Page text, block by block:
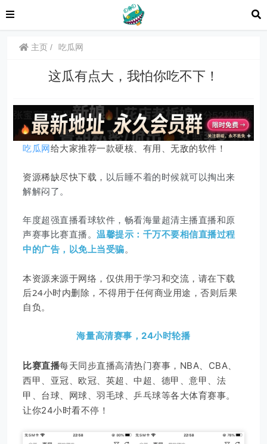
主页 吃瓜网
这瓜有点大，我怕你吃不下！
吃瓜网给大家推荐一款硬核、有用、无敌的软件！
资源稀缺尽快下载， 以后睡不着的时候就可以掏出来
解解闷了。
年度超强直播看球软件，畅看海量超清主播直播和原
声赛事比赛直播。温馨提示：千万不要相信直播过程
中的广告，以免上当受骗。
本资源来源于网络，仅供用于学习和交流，请在下载
后24小时内删除，不得用于任何商业用途，否则后果
自负。
海量高清赛事，24小时轮播
比赛直播每天同步直播高清热门赛事，NBA、CBA、
西甲、亚冠、欧冠、英超、中超、德甲、意甲、法
甲、台球、网球、羽毛球、乒乓球等各大体育赛事。
让你24小时看不停！